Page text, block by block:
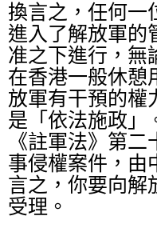
換言之，任何一
進入了解放軍的
准之下進行，無
在香港一般休憩
放軍有干預的權
是「依法施政」
《註軍法》第
事侵權案件，由
言之，你要向解
受理。